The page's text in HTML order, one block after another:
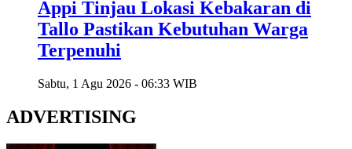
Appi Tinjau Lokasi Kebakaran di
Tallo Pastikan Kebutuhan Warga
Terpenuhi
Sabtu, 1 Agu 2026 - 06:33 WIB
ADVERTISING